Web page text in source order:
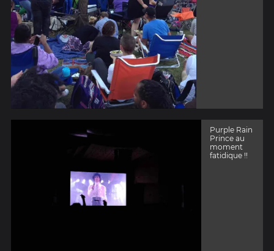
Purple Rain
Prince au
moment
fatidique !!